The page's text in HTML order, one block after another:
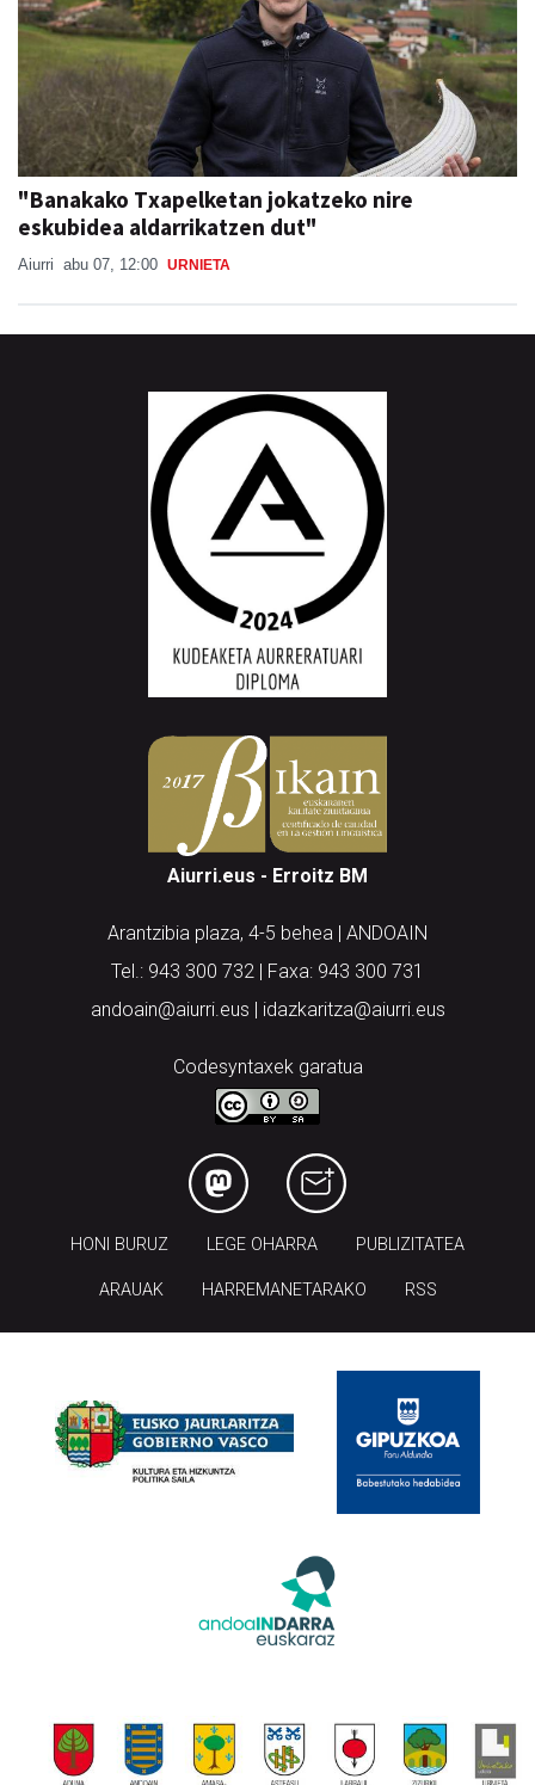
"Banakako Txapelketan jokatzeko nire
eskubidea aldarrikatzen dut"
Aiurri abu 07, 12:00 URNIETA
Aiurri.eus - Erroitz BM
Arantzibia plaza, 4-5 behea | ANDOAIN
Tel.: 943 300 732 | Faxa: 943 300 731
andoain@aiurri.eus | idazkaritza@aiurri.eus
Codesyntaxek garatua
HONI BURUZ LEGE OHARRA PUBLIZITATEA
ARAUAK HARREMANETARAKO RSS